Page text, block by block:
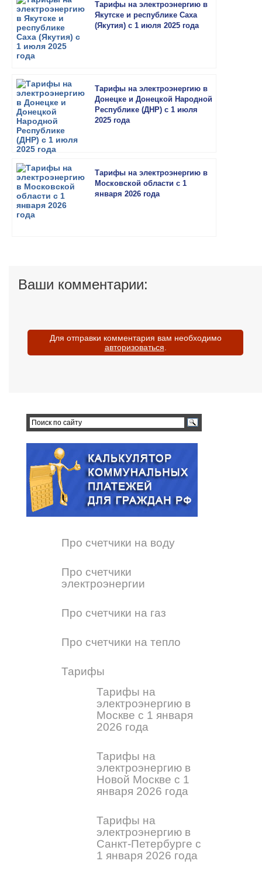
Тарифы на электроэнергию в
Якутске и республике Саха
(Якутия) с 1 июля 2025 года
Тарифы на электроэнергию в
Донецке и Донецкой Народной
Республике (ДНР) с 1 июля
2025 года
Тарифы на электроэнергию в
Московской области с 1
января 2026 года
Ваши комментарии:
Для отправки комментария вам необходимо
авторизоваться
Про счетчики на воду
Про счетчики
электроэнергии
Про счетчики на газ
Про счетчики на тепло
Тарифы
Тарифы на
электроэнергию в
Москве с 1 января
2026 года
Тарифы на
электроэнергию в
Новой Москве с 1
января 2026 года
Тарифы на
электроэнергию в
Санкт-Петербурге с
1 января 2026 года